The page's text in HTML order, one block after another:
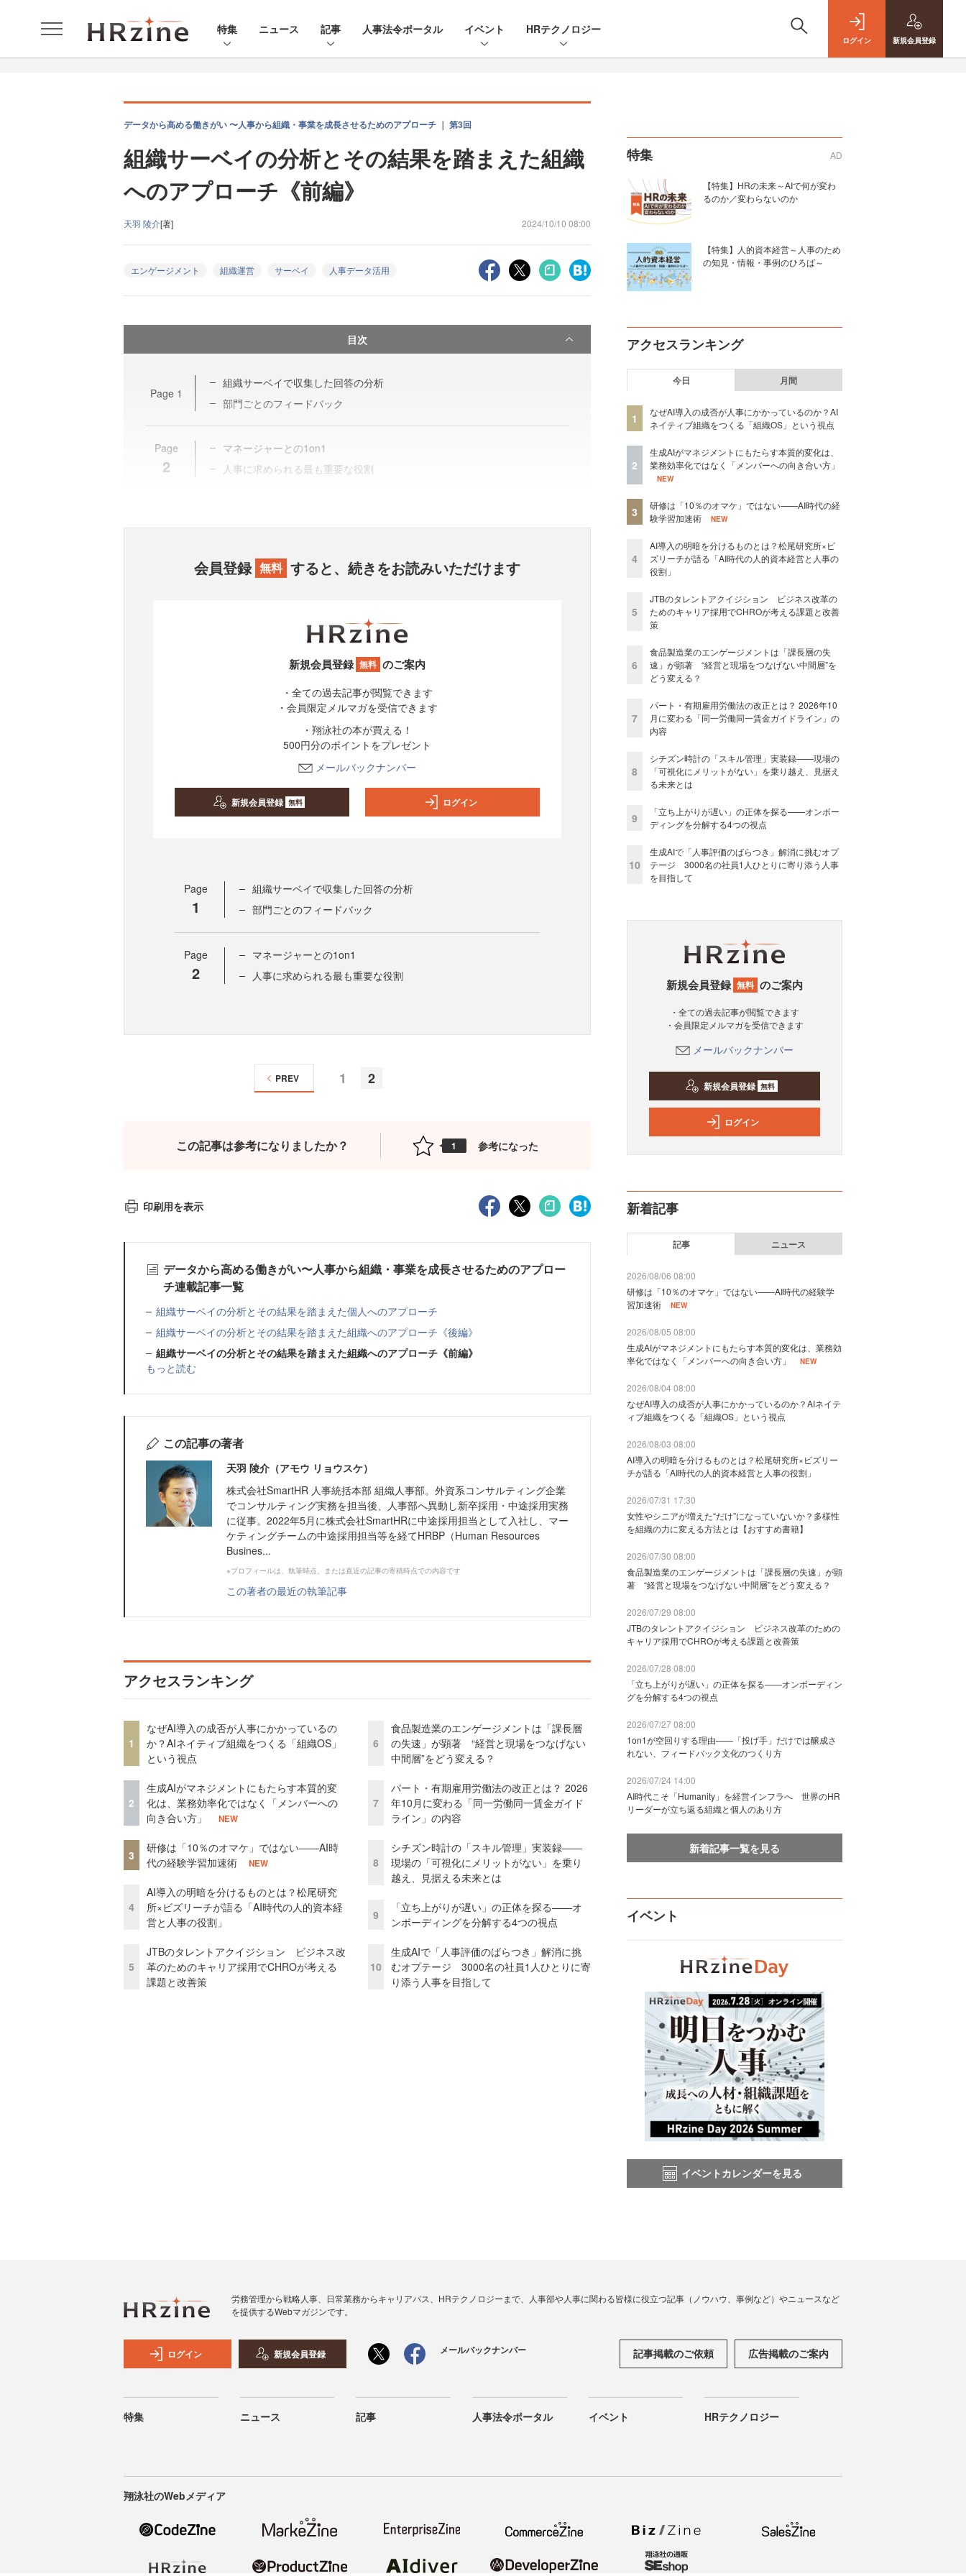
特集 ニュース 記事 人事法令ポータル イベント HRテクノロジー
ログイン 新規会員登録
データから高める働きがい 〜人事から組織・事業を成長させるためのアプローチ ｜ 第3回
組織サーベイの分析とその結果を踏まえた組織
へのアプローチ《前編》
天羽 陵介[著] 2024/10/10 08:00
エンゲージメント 組織運営 サーベイ 人事データ活用
目次
Page 1
組織サーベイで収集した回答の分析
部門ごとのフィードバック
Page
2
マネージャーとの1on1
人事に求められる最も重要な役割
会員登録 無料 すると、続きをお読みいただけます
新規会員登録 無料 のご案内
・全ての過去記事が閲覧できます
・会員限定メルマガを受信できます
・翔泳社の本が買える！
500円分のポイントをプレゼント
メールバックナンバー
新規会員登録 無料 ログイン
Page
1
組織サーベイで収集した回答の分析
部門ごとのフィードバック
Page
2
マネージャーとの1on1
人事に求められる最も重要な役割
1 2
PREV
この記事は参考になりましたか？ 1 参考になった
印刷用を表示
データから高める働きがい〜人事から組織・事業を成長させるためのアプロー
チ連載記事一覧
組織サーベイの分析とその結果を踏まえた個人へのアプローチ
組織サーベイの分析とその結果を踏まえた組織へのアプローチ《後編》
組織サーベイの分析とその結果を踏まえた組織へのアプローチ《前編》
もっと読む
この記事の著者
天羽 陵介（アモウ リョウスケ）
株式会社SmartHR 人事統括本部 組織人事部。外資系コンサルティング企業
でコンサルティング実務を担当後、人事部へ異動し新卒採用・中途採用実務
に従事。2022年5月に株式会社SmartHRに中途採用担当として入社し、マー
ケティングチームの中途採用担当等を経てHRBP（Human Resources
Busines...
※プロフィールは、執筆時点、または直近の記事の寄稿時点での内容です
この著者の最近の執筆記事
アクセスランキング
1
なぜAI導入の成否が人事にかかっているの
か？AIネイティブ組織をつくる「組織OS」
という視点
2
生成AIがマネジメントにもたらす本質的変
化は、業務効率化ではなく「メンバーへの
向き合い方」
NEW
3
研修は「10％のオマケ」ではない——AI時
代の経験学習加速術
NEW
4
AI導入の明暗を分けるものとは？松尾研究
所×ビズリーチが語る「AI時代の人的資本経
営と人事の役割」
5
JTBのタレントアクイジション ビジネス改
革のためのキャリア採用でCHROが考える
課題と改善策
6
食品製造業のエンゲージメントは「課長層
の失速」が顕著 “経営と現場をつなげない
中間層”をどう変える？
7
パート・有期雇用労働法の改正とは？ 2026
年10月に変わる「同一労働同一賃金ガイド
ライン」の内容
8
シチズン時計の「スキル管理」実装録——
現場の「可視化にメリットがない」を乗り
越え、見据える未来とは
9
「立ち上がりが遅い」の正体を探る——オ
ンボーディングを分解する4つの視点
10
生成AIで「人事評価のばらつき」解消に挑
むオプテージ 3000名の社員1人ひとりに寄
り添う人事を目指して
特集 AD
【特集】HRの未来～AIで何が変わ
るのか／変わらないのか
【特集】人的資本経営～人事のため
の知見・情報・事例のひろば～
アクセスランキング
今日 月間
1
なぜAI導入の成否が人事にかかっているのか？AI
ネイティブ組織をつくる「組織OS」という視点
2
生成AIがマネジメントにもたらす本質的変化は、
業務効率化ではなく「メンバーへの向き合い方」
NEW
3
研修は「10％のオマケ」ではない——AI時代の経
験学習加速術
NEW
4
AI導入の明暗を分けるものとは？松尾研究所×ビ
ズリーチが語る「AI時代の人的資本経営と人事の
役割」
5
JTBのタレントアクイジション ビジネス改革の
ためのキャリア採用でCHROが考える課題と改善
策
6
食品製造業のエンゲージメントは「課長層の失
速」が顕著 “経営と現場をつなげない中間層”を
どう変える？
7
パート・有期雇用労働法の改正とは？ 2026年10
月に変わる「同一労働同一賃金ガイドライン」の
内容
8
シチズン時計の「スキル管理」実装録——現場の
「可視化にメリットがない」を乗り越え、見据え
る未来とは
9
「立ち上がりが遅い」の正体を探る——オンボー
ディングを分解する4つの視点
10
生成AIで「人事評価のばらつき」解消に挑むオプ
テージ 3000名の社員1人ひとりに寄り添う人事
を目指して
新規会員登録 無料 のご案内
・全ての過去記事が閲覧できます
・会員限定メルマガを受信できます
メールバックナンバー
新規会員登録 無料
ログイン
新着記事
記事 ニュース
2026/08/06 08:00
研修は「10％のオマケ」ではない——AI時代の経験学
習加速術
NEW
2026/08/05 08:00
生成AIがマネジメントにもたらす本質的変化は、業務効
率化ではなく「メンバーへの向き合い方」
NEW
2026/08/04 08:00
なぜAI導入の成否が人事にかかっているのか？AIネイテ
ィブ組織をつくる「組織OS」という視点
2026/08/03 08:00
AI導入の明暗を分けるものとは？松尾研究所×ビズリー
チが語る「AI時代の人的資本経営と人事の役割」
2026/07/31 17:30
女性やシニアが増えた“だけ”になっていないか？多様性
を組織の力に変える方法とは【おすすめ書籍】
2026/07/30 08:00
食品製造業のエンゲージメントは「課長層の失速」が顕
著 “経営と現場をつなげない中間層”をどう変える？
2026/07/29 08:00
JTBのタレントアクイジション ビジネス改革のための
キャリア採用でCHROが考える課題と改善策
2026/07/28 08:00
「立ち上がりが遅い」の正体を探る——オンボーディン
グを分解する4つの視点
2026/07/27 08:00
1on1が空回りする理由——「投げ手」だけでは醸成さ
れない、フィードバック文化のつくり方
2026/07/24 14:00
AI時代こそ「Humanity」を経営インフラへ 世界のHR
リーダーが立ち返る組織と個人のあり方
新着記事一覧を見る
イベント
イベントカレンダーを見る
労務管理から戦略人事、日常業務からキャリアパス、HRテクノロジーまで、人事部や人事に関わる皆様に役立つ記事（ノウハウ、事例など）やニュースなど
を提供するWebマガジンです。
ログイン 新規会員登録 メールバックナンバー 記事掲載のご依頼 広告掲載のご案内
特集 ニュース 記事 人事法令ポータル イベント HRテクノロジー
翔泳社のWebメディア